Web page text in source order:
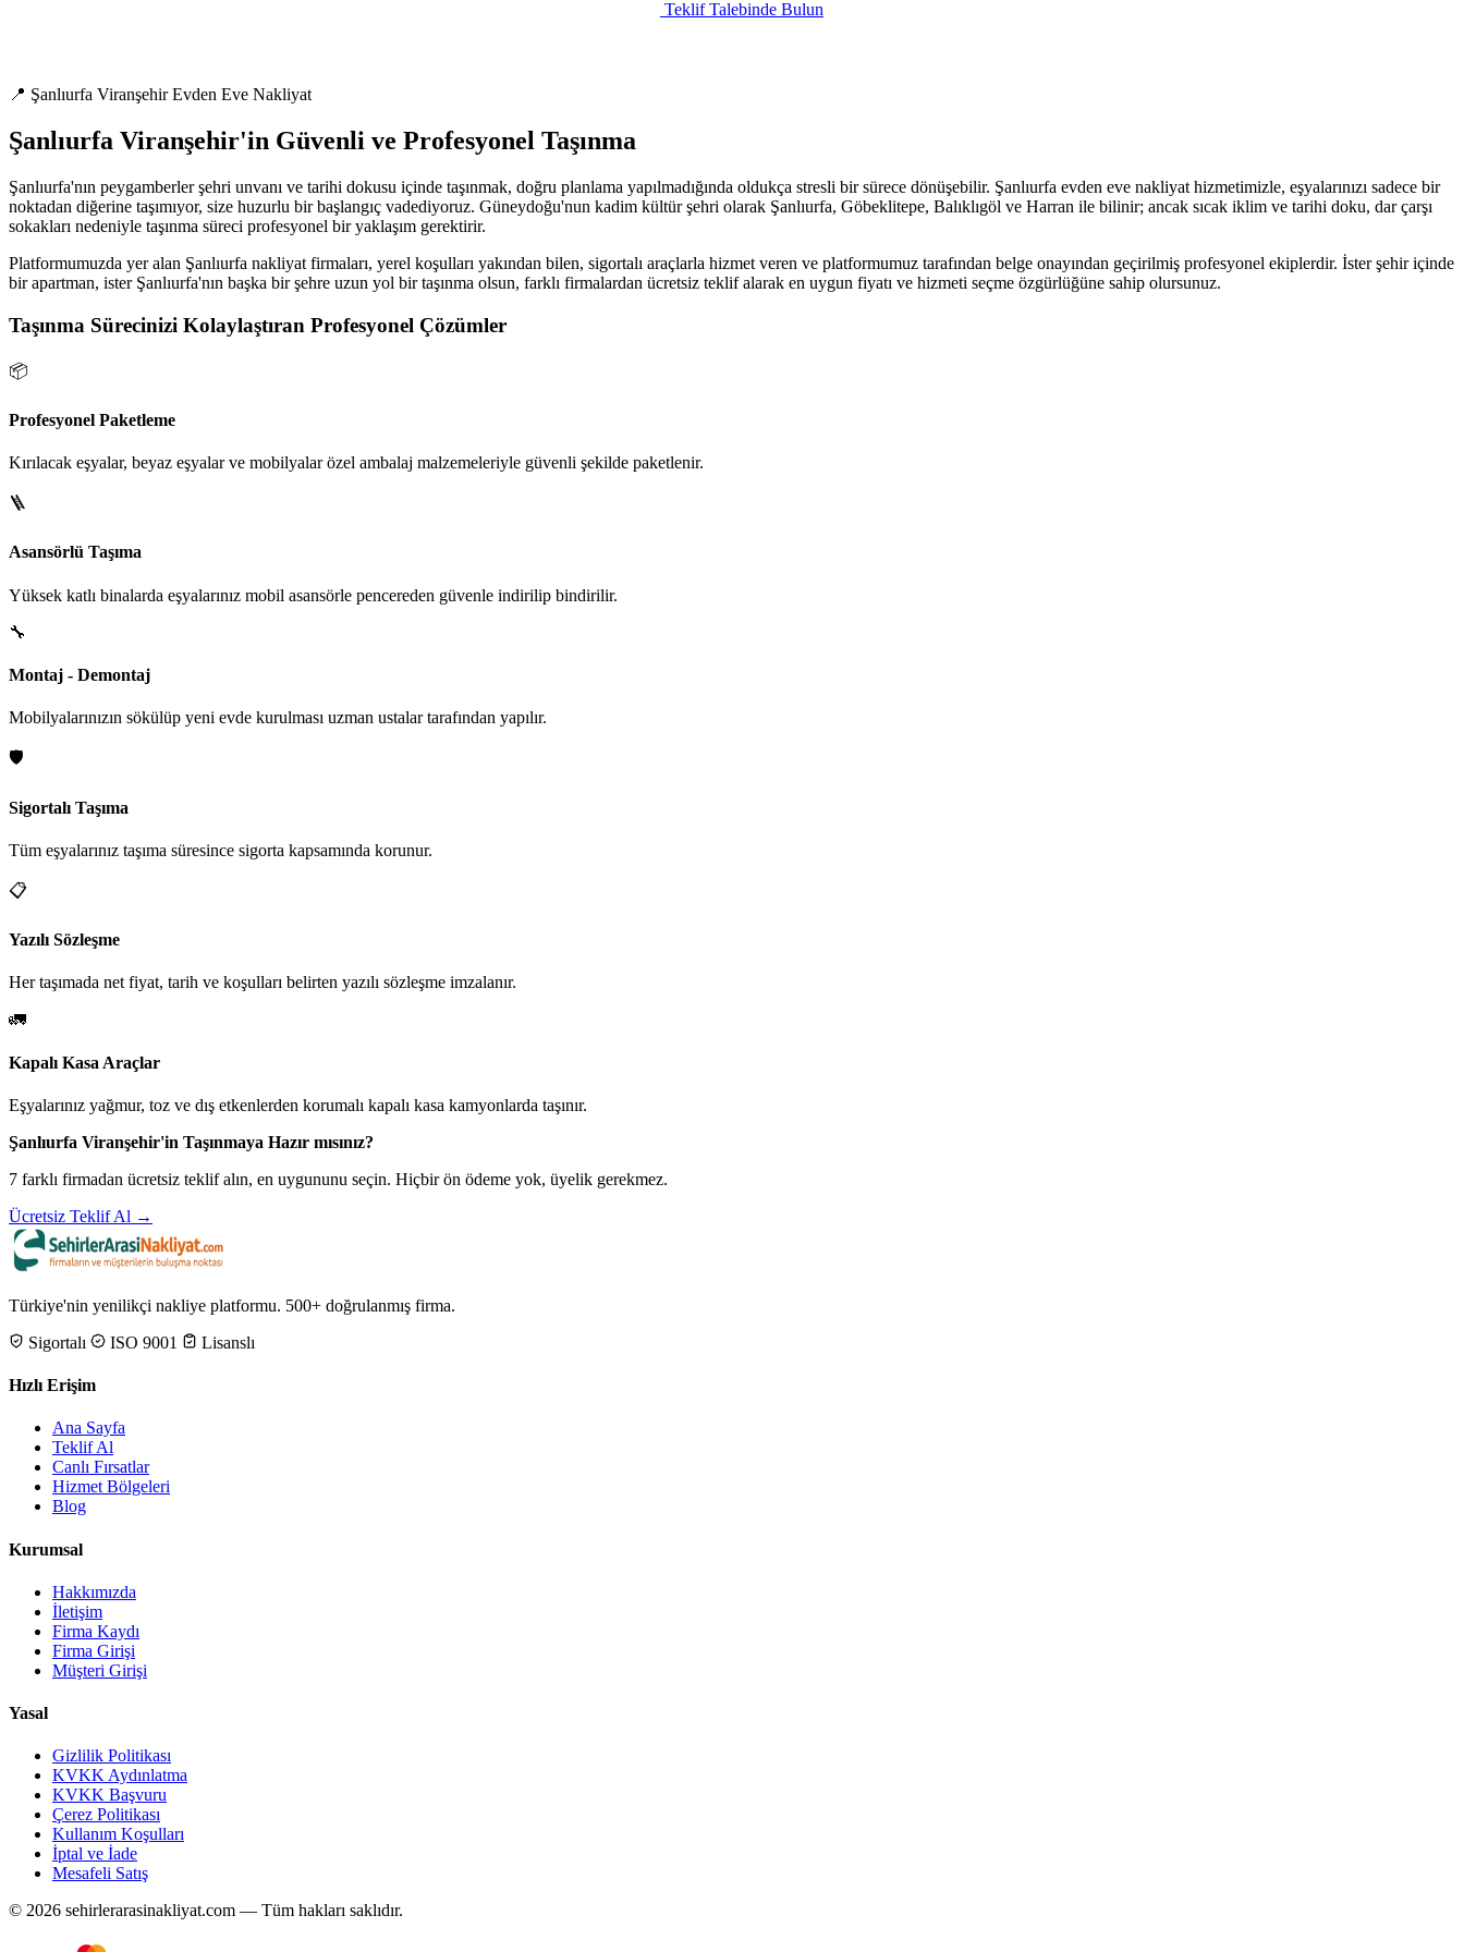
Teklif Talebinde Bulun
📍 Şanlıurfa Viranşehir Evden Eve Nakliyat
Şanlıurfa Viranşehir'in Güvenli ve Profesyonel Taşınma
Şanlıurfa'nın peygamberler şehri unvanı ve tarihi dokusu içinde taşınmak, doğru planlama yapılmadığında oldukça stresli bir sürece dönüşebilir. Şanlıurfa evden eve nakliyat hizmetimizle, eşyalarınızı sadece bir
noktadan diğerine taşımıyor, size huzurlu bir başlangıç vadediyoruz. Güneydoğu'nun kadim kültür şehri olarak Şanlıurfa, Göbeklitepe, Balıklıgöl ve Harran ile bilinir; ancak sıcak iklim ve tarihi doku, dar çarşı
sokakları nedeniyle taşınma süreci profesyonel bir yaklaşım gerektirir.
Platformumuzda yer alan Şanlıurfa nakliyat firmaları, yerel koşulları yakından bilen, sigortalı araçlarla hizmet veren ve platformumuz tarafından belge onayından geçirilmiş profesyonel ekiplerdir. İster şehir içinde
bir apartman, ister Şanlıurfa'nın başka bir şehre uzun yol bir taşınma olsun, farklı firmalardan ücretsiz teklif alarak en uygun fiyatı ve hizmeti seçme özgürlüğüne sahip olursunuz.
Taşınma Sürecinizi Kolaylaştıran Profesyonel Çözümler
📦
Profesyonel Paketleme
Kırılacak eşyalar, beyaz eşyalar ve mobilyalar özel ambalaj malzemeleriyle güvenli şekilde paketlenir.
🪜
Asansörlü Taşıma
Yüksek katlı binalarda eşyalarınız mobil asansörle pencereden güvenle indirilip bindirilir.
🔧
Montaj - Demontaj
Mobilyalarınızın sökülüp yeni evde kurulması uzman ustalar tarafından yapılır.
🛡️
Sigortalı Taşıma
Tüm eşyalarınız taşıma süresince sigorta kapsamında korunur.
📋
Yazılı Sözleşme
Her taşımada net fiyat, tarih ve koşulları belirten yazılı sözleşme imzalanır.
🚛
Kapalı Kasa Araçlar
Eşyalarınız yağmur, toz ve dış etkenlerden korumalı kapalı kasa kamyonlarda taşınır.
Şanlıurfa Viranşehir'in Taşınmaya Hazır mısınız?
7 farklı firmadan ücretsiz teklif alın, en uygununu seçin. Hiçbir ön ödeme yok, üyelik gerekmez.
Ücretsiz Teklif Al →
Türkiye'nin yenilikçi nakliye platformu. 500+ doğrulanmış firma.
Sigortalı
ISO 9001 Lisanslı
Hızlı Erişim
Ana Sayfa
Teklif Al
Canlı Fırsatlar
Hizmet Bölgeleri
Blog
Kurumsal
Hakkımızda
İletişim
Firma Kaydı
Firma Girişi
Müşteri Girişi
Yasal
Gizlilik Politikası
KVKK Aydınlatma
KVKK Başvuru
Çerez Politikası
Kullanım Koşulları
İptal ve İade
Mesafeli Satış
© 2026 sehirlerarasinakliyat.com — Tüm hakları saklıdır.